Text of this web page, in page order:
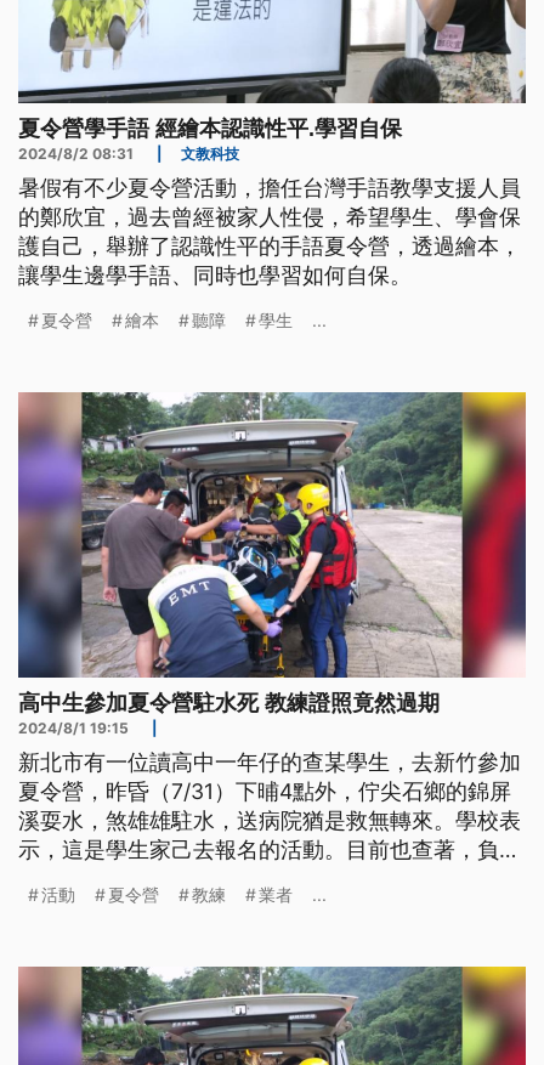
夏令營學手語 經繪本認識性平.學習自保
2024/8/2 08:31 文教科技
暑假有不少夏令營活動，擔任台灣手語教學支援人員
的鄭欣宜，過去曾經被家人性侵，希望學生、學會保
護自己，舉辦了認識性平的手語夏令營，透過繪本，
讓學生邊學手語、同時也學習如何自保。
夏令營 繪本 聽障 學生 ...
高中生參加夏令營駐水死 教練證照竟然過期
2024/8/1 19:15
新北市有一位讀高中一年仔的查某學生，去新竹參加
夏令營，昨昏（7/31）下晡4點外，佇尖石鄉的錦屏
溪耍水，煞雄雄駐水，送病院猶是救無轉來。學校表
示，這是學生家己去報名的活動。目前也查著，負責
質疑，山內天氣遐䆀，為啥物閣欲進行活動。警方目
題、前言是臺語文。）
活動 夏令營 教練 業者 ...